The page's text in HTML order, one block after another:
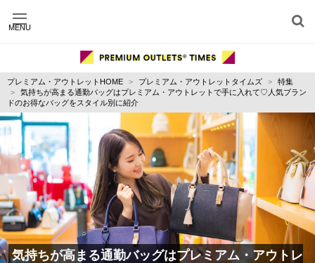
MENU
施設別に記事を探す
運営会社
利用規約
プライバシーポリシー
お問い合わせ
プレミアム・アウトレットHOME プレミアム・アウトレットタイムズ
特集
気持ちが高まる通勤バッグはプレミアム・アウトレットで手に入れて♡人気ブラン
ドのお得なバッグをスタイル別に紹介
気持ちが高まる通勤バッグはプレミアム・アウトレ